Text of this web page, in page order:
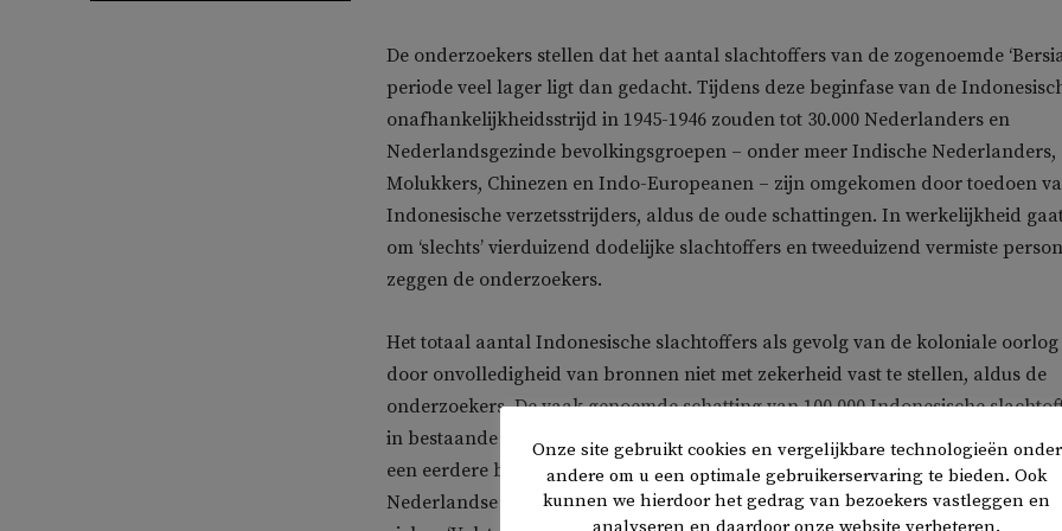
De onderzoekers stellen dat het aantal slachtoffers van de zogenoemde
periode veel lager ligt dan gedacht. Tijdens deze beginfase van de
onafhankelijkheidsstrijd in 1945-1946 zouden tot 30.000 Nederlanders en
Nederlandsgezinde bevolkingsgroepen – onder meer Indische Nederlanders,
Molukkers, Chinezen en Indo-Europeanen – zijn omgekomen door toedoen
Indonesische verzetsstrijders, aldus de oude schattingen. In werkelijkheid
om ‘slechts’ vierduizend dodelijke slachtoffers en tweeduizend vermiste
zeggen de onderzoekers.
Het totaal aantal Indonesische slachtoffers als gevolg van de koloniale oorlog
door onvolledigheid van bronnen niet met zekerheid vast te stellen, aldus de
onderzoekers. De vaak genoemde schatting van 100.000 Indonesische
in bestaande literatuur vormt wel een indicatie. Die kwam tot stand op basis van
een eerdere berekening, dat er tijdens de zeven maanden na het tweede
Nederlandse offensief in december 1948 tenminste 46.000 Indonesische doden
Onze site gebruikt cookies en vergelijkbare technologieën onder
andere om u een optimale gebruikerservaring te bieden. Ook
kunnen we hierdoor het gedrag van bezoekers vastleggen en